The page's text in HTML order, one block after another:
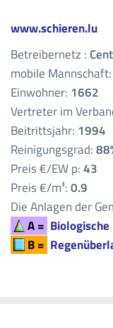
www.schieren.lu
Betreibernetz :
mobile Mannschaft:
Einwohner: 1662
Vertreter im
Beitrittsjahr: 1994
Reinigungsgrad:
Preis €/EW p:43
Preis €/m³:0.9
Die Anlagen der
A =
B =